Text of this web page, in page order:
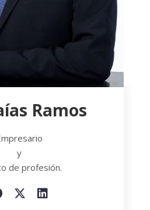
Ramos
y
de profesión.